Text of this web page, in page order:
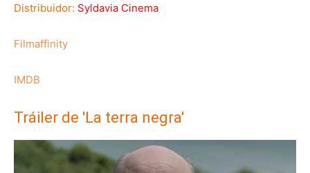
Distribuidor: Syldavia Cinema
Filmaffinity
IMDB
Tráiler de 'La terra negra'